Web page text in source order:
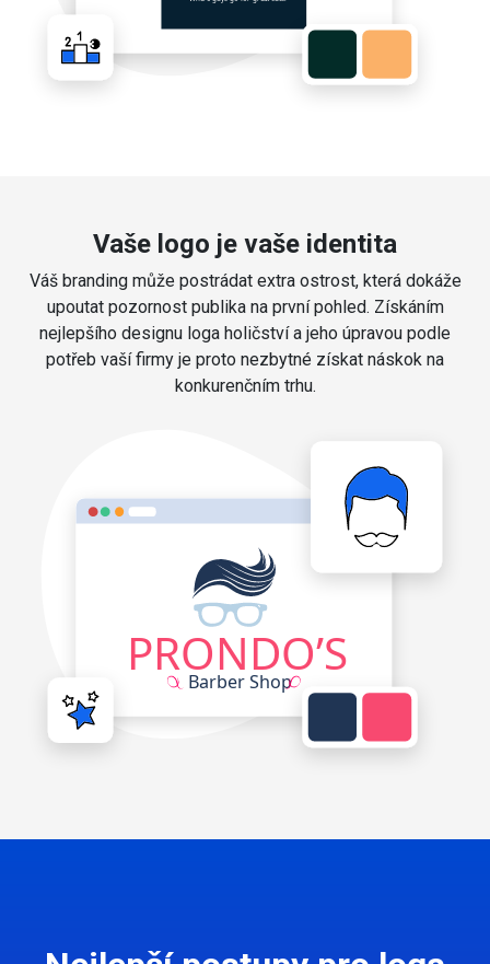
Vaše logo je vaše identita
Váš branding může postrádat extra ostrost, která dokáže
upoutat pozornost publika na první pohled. Získáním
nejlepšího designu loga holičství a jeho úpravou podle
potřeb vaší firmy je proto nezbytné získat náskok na
konkurenčním trhu.